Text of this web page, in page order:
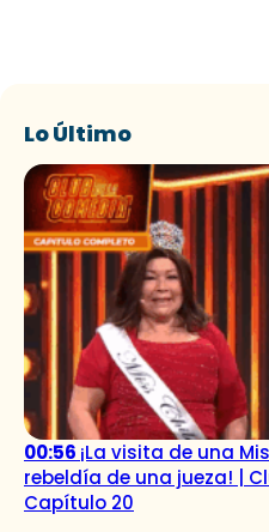
Lo Último
00:56 ¡La visita de una
rebeldía de una jueza! |
Capítulo 20